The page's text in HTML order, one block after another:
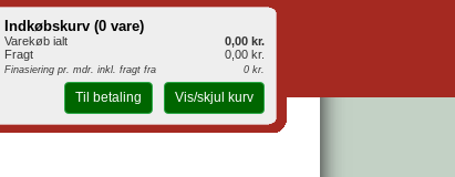
Indkøbskurv (0 vare)
Varekøb ialt
0,00 kr.
Fragt
0,00 kr.
Finasiering pr. mdr. inkl. fragt fra 0 kr.
Til betaling Vis/skjul kurv